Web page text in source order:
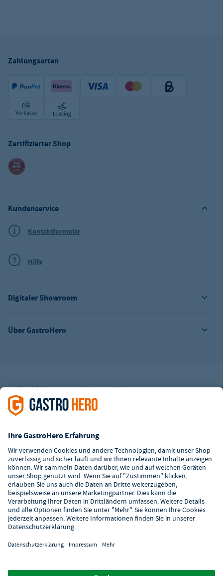
Zahlungsarten
Zertifizierter Shop
Über GastroHero
Digitaler Showroom
Kundenservice
Kontaktformular
Hilfe
Alle Abbildungen ähnlich. Einige Zahlungsarten
könnenZusatzkostenverursachen.
² Unverbindl. Preisempfehlung des Herstellers
i.H.v. 7,90€ (zzgl. Mwst.)
**Die Tiefpreisgarantie ist nicht mit anderen Aktionen oder
Rabatten kombinierbar.
© 2026 GastroHero - Gastronomiebedarf -